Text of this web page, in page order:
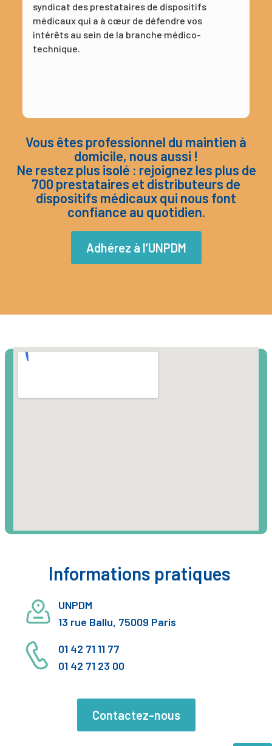
syndicat des prestataires de dispositifs
médicaux qui a à cœur de défendre vos
intérêts au sein de la branche médico-
technique.
Vous êtes professionnel du maintien à
domicile, nous aussi !
Ne restez plus isolé : rejoignez les plus de
700 prestataires et distributeurs de
dispositifs médicaux qui nous font
confiance au quotidien.
Adhérez à l’UNPDM
Informations pratiques
UNPDM
13 rue Ballu, 75009 Paris
01 42 71 11 77
01 42 71 23 00
Contactez-nous